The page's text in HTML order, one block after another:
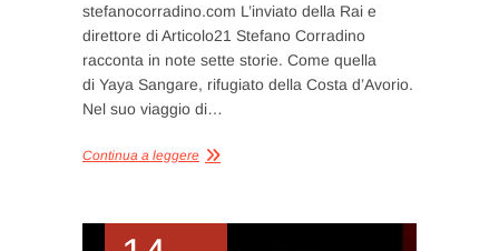
stefanocorradino.com L’inviato della Rai e
direttore di Articolo21 Stefano Corradino
racconta in note sette storie. Come quella
di Yaya Sangare, rifugiato della Costa d’Avorio.
Nel suo viaggio di…
Continua a leggere